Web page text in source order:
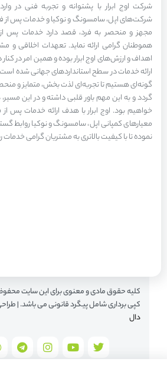
شرکت اوج ابرار با پشتوانه و تجربه فنی در
شرکت‌های اپل، سامسونگ و نوکیا و خدمات پس از
مجهز و منحصر به فرد، قصد دارد خدمات پس
هموطنان گرامی ارائه نماید. تعهدات اخلاقی و
اهداف و ارزش‌های اوج ابرار بوده و همین امر در
ارائه خدمات در سطح استاندارد‌های جهانی شده
گونه‌ای هستیم تا تجربه‌ای لذت بخش، متمایز و
گردد و به این مهم باور قلبی داشته و در این
خواهیم بود. اوج ابرار با هدف ارائه خدمات پس
معیارهای کمپانی اپل، سامسونگ و نوکیا روابط
نموده تا با کیفیت بالاتری به مشتریان گرامی خدمات
کلیه حقوق مادی و معنوی برای این سایت
کپی برداری شامل پیگرد قانونی می باشد. |
دال